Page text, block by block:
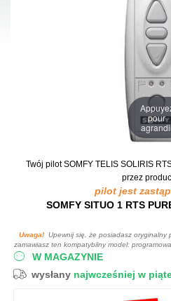
pour
Twój pilot SOMFY TELIS SOLIRIS
przez
pilot jest
SOMFY SITUO 1 RTS
Uwaga! Upewnij się, że posiadasz oryginalny
zamawiasz ten kompatybilny model:
W MAGAZYNIE
wysłany najwcześniej w